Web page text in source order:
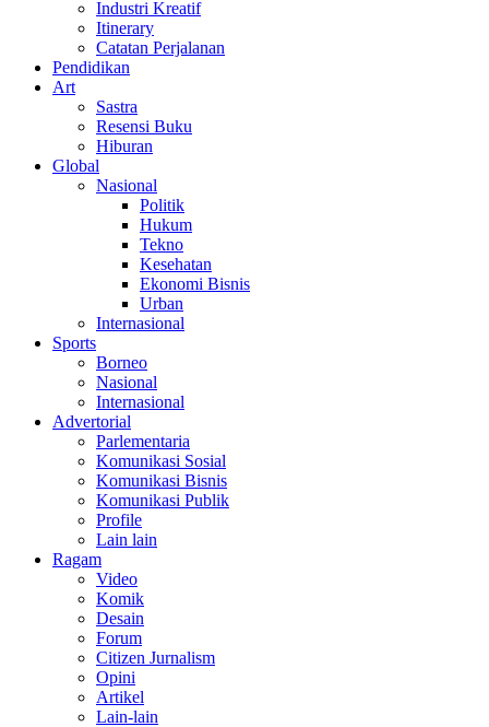
Industri Kreatif
Itinerary
Catatan Perjalanan
Pendidikan
Art
Sastra
Resensi Buku
Hiburan
Global
Nasional
Politik
Hukum
Tekno
Kesehatan
Ekonomi Bisnis
Urban
Internasional
Sports
Borneo
Nasional
Internasional
Advertorial
Parlementaria
Komunikasi Sosial
Komunikasi Bisnis
Komunikasi Publik
Profile
Lain lain
Ragam
Video
Komik
Desain
Forum
Citizen Jurnalism
Opini
Artikel
Lain-lain